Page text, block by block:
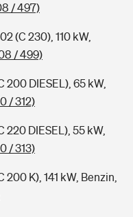
/ 497)
(C 230), 110 kW,
/ 499)
DIESEL), 65 kW,
/ 312)
DIESEL), 55 kW,
/ 313)
K), 141 kW, Benzin,